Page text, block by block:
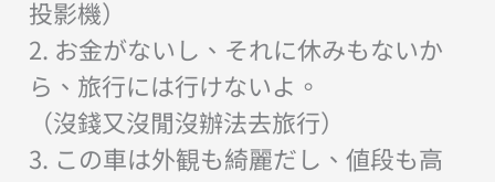
投影機）
2. お金がないし、それに休みもないか
ら、旅行には行けないよ。
（沒錢又沒閒沒辦法去旅行）
3. この車は外観も綺麗だし、値段も高